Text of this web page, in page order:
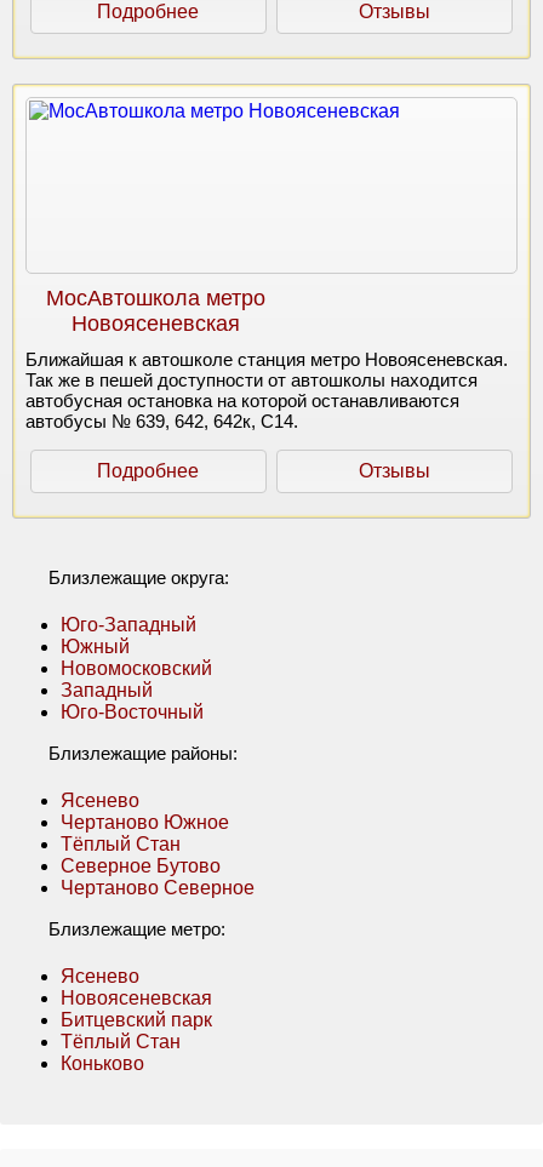
Подробнее Отзывы
МосАвтошкола метро
Новоясеневская
Ближайшая к автошколе станция метро Новоясеневская.
Так же в пешей доступности от автошколы находится
автобусная остановка на которой останавливаются
автобусы № 639, 642, 642к, С14.
Подробнее Отзывы
Близлежащие округа:
Юго-Западный
Южный
Новомосковский
Западный
Юго-Восточный
Близлежащие районы:
Ясенево
Чертаново Южное
Тёплый Стан
Северное Бутово
Чертаново Северное
Близлежащие метро:
Ясенево
Новоясеневская
Битцевский парк
Тёплый Стан
Коньково